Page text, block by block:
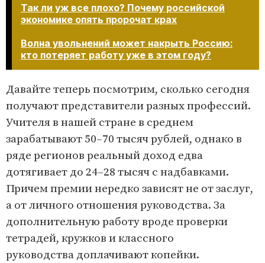
Так ли уж все плохо? Почему российской
экономике опять пророчат крах
Волна увольнений может накрыть Россию:
кто потеряет работу уже в этом году?
Давайте теперь посмотрим, сколько сегодня
получают представители разных профессий.
Учителя в нашей стране в среднем
зарабатывают 50–70 тысяч рублей, однако в
ряде регионов реальный доход едва
дотягивает до 24–28 тысяч с надбавками.
Причем премии нередко зависят не от заслуг,
а от личного отношения руководства. За
дополнительную работу вроде проверки
тетрадей, кружков и классного
руководства доплачивают копейки.